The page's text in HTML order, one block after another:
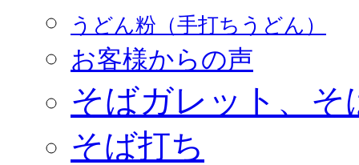
うどん粉（手打ちうどん）
お客様からの声
そばガレット、そ
そば打ち